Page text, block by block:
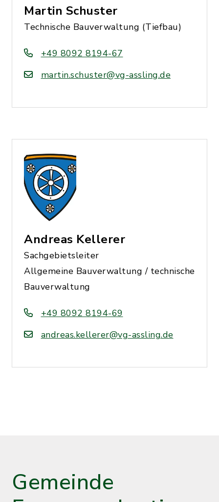
Martin Schuster
Technische Bauverwaltung (Tiefbau)
+49 8092 8194-67
martin.schuster@vg-assling.de
Andreas Kellerer
Sachgebietsleiter
Allgemeine Bauverwaltung / technische
Bauverwaltung
+49 8092 8194-69
andreas.kellerer@vg-assling.de
Gemeinde